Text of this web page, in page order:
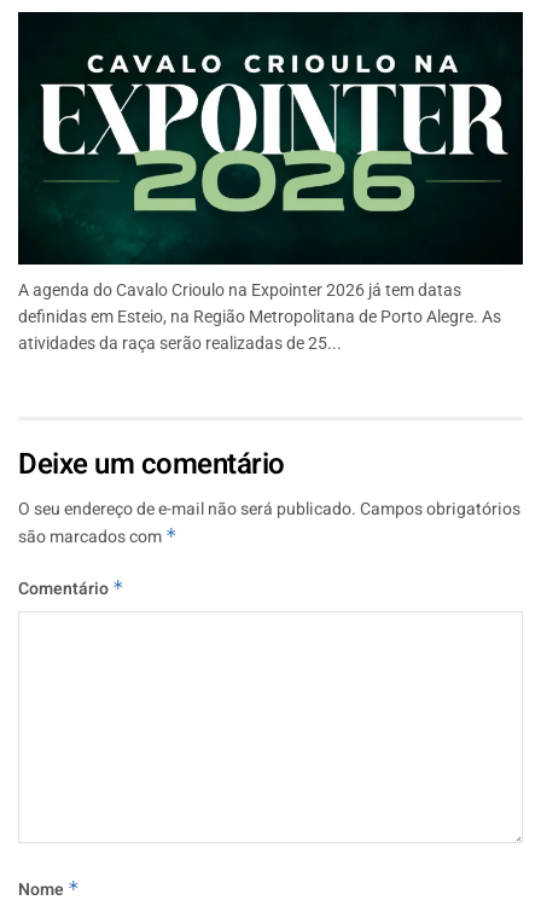
A agenda do Cavalo Crioulo na Expointer 2026 já tem datas
definidas em Esteio, na Região Metropolitana de Porto Alegre. As
atividades da raça serão realizadas de 25...
Deixe um comentário
O seu endereço de e-mail não será publicado.Campos obrigatórios
são marcados com *
Comentário *
Nome *